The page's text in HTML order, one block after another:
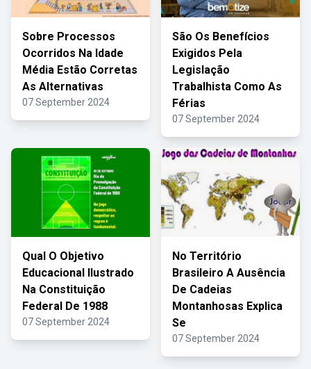
Sobre Processos
Ocorridos Na Idade
Média Estão Corretas
As Alternativas
07 September 2024
São Os Benefícios
Exigidos Pela
Legislação
Trabalhista Como As
Férias
07 September 2024
Qual O Objetivo
Educacional Ilustrado
Na Constituição
Federal De 1988
07 September 2024
No Território
Brasileiro A Ausência
De Cadeias
Montanhosas Explica
Se
07 September 2024